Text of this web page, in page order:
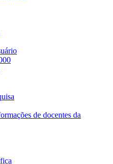
de docentes da